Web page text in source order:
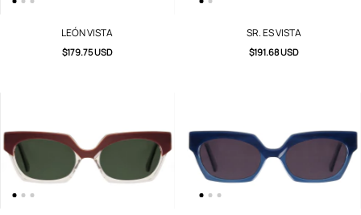
LEÓN VISTA
$179.75 USD
SR. ES VISTA
$191.68 USD